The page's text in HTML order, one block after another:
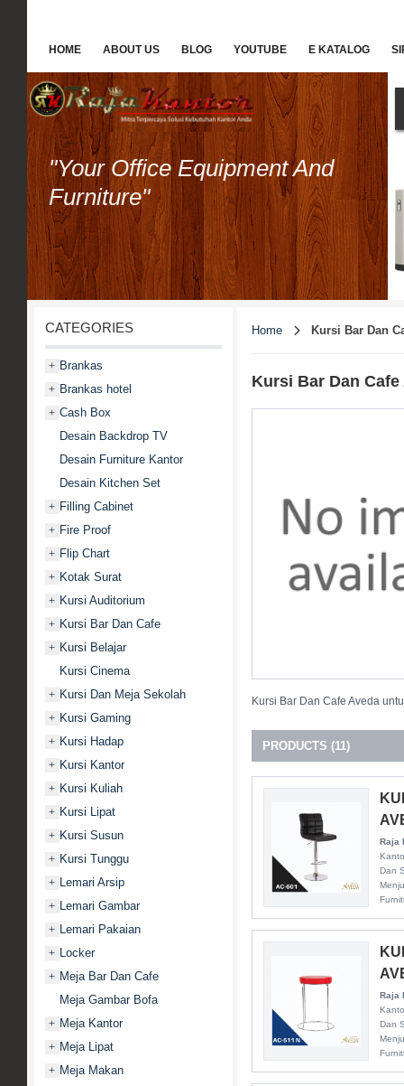
HOME ABOUT US BLOG YOUTUBE E KATALOG
"Your Office Equipment And
Furniture"
CATEGORIES
+ Brankas
+ Brankas hotel
+ Cash Box
Desain Backdrop TV
Desain Furniture Kantor
Desain Kitchen Set
+ Filling Cabinet
+ Fire Proof
+ Flip Chart
+ Kotak Surat
+ Kursi Auditorium
+ Kursi Bar Dan Cafe
+ Kursi Belajar
Kursi Cinema
+ Kursi Dan Meja Sekolah
+ Kursi Gaming
+ Kursi Hadap
+ Kursi Kantor
+ Kursi Kuliah
+ Kursi Lipat
+ Kursi Susun
+ Kursi Tunggu
+ Lemari Arsip
+ Lemari Gambar
+ Lemari Pakaian
+ Locker
+ Meja Bar Dan Cafe
Meja Gambar Bofa
+ Meja Kantor
+ Meja Lipat
+ Meja Makan
Home Kursi Bar Dan
Kursi Bar Dan Cafe
Kursi Bar Dan Cafe Aveda
PRODUCTS (11)
Raja
Dan
Raja
Dan